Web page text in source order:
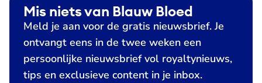
Mis niets van Blauw Bloed
Meld je aan voor de gratis nieuwsbrief. Je
ontvangt eens in de twee weken een
persoonlijke nieuwsbrief vol royaltynieuws,
tips en exclusieve content in je inbox.